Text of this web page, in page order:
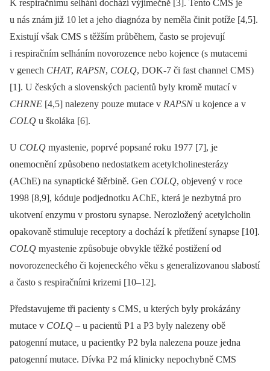
K respiračnímu selhání dochází výjimečně [3]. Tento CMS je
u nás znám již 10 let a jeho diagnóza by neměla činit potíže [4,5].
Existují však CMS s těžším průběhem, často se projevují
i respiračním selháním novorozence nebo kojence (s mutacemi
v genech CHAT, RAPSN, COLQ, DOK-7 či fast channel CMS)
[1]. U českých a slovenských pacientů byly kromě mutací v
CHRNE [4,5] nalezeny pouze mutace v RAPSNu kojence a v
COLQ u školáka [6].
U COLQ myastenie, poprvé popsané roku 1977 [7], je
onemocnění způsobeno nedostatkem acetylcholinesterázy
(AChE) na synaptické štěrbině. Gen COLQ, objevený v roce
1998 [8,9], kóduje podjednotku AChE, která je nezbytná pro
ukotvení enzymu v prostoru synapse. Nerozložený acetylcholin
opakovaně stimuluje receptory a dochází k přetížení synapse [10].
COLQ myastenie způsobuje obvykle těžké postižení od
novorozeneckého či kojeneckého věku s generalizovanou slabostí
a často s respiračními krizemi [10–12].
Představujeme tři pacienty s CMS, u kterých byly prokázány
mutace v COLQ –⁠ u pacientů P1 a P3 byly nalezeny obě
patogenní mutace, u pacientky P2 byla nalezena pouze jedna
patogenní mutace. Dívka P2 má klinicky nepochybně CMS